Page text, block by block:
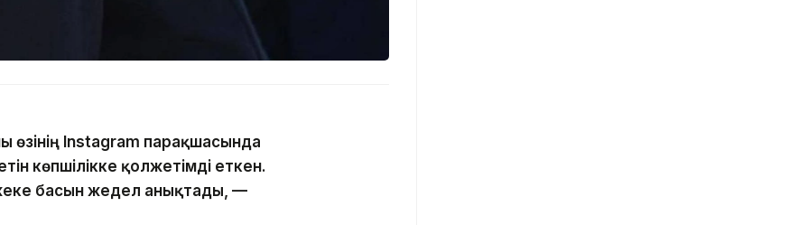
өзінің Instagram парақшасында
көпшілікке қолжетімді еткен.
басын жедел анықтады, —